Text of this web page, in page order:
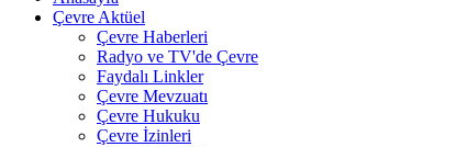
Çevre Aktüel
Çevre Haberleri
Radyo ve TV'de Çevre
Faydalı Linkler
Çevre Mevzuatı
Çevre Hukuku
Çevre İzinleri